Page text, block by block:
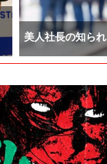
美人社長の知ら